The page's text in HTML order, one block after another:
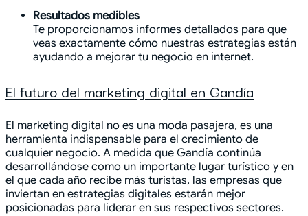
Resultados medibles
Te proporcionamos informes detallados para que
veas exactamente cómo nuestras estrategias están
ayudando a mejorar tu negocio en internet.
El futuro del marketing digital en Gandía
El marketing digital no es una moda pasajera, es una
herramienta indispensable para el crecimiento de
cualquier negocio. A medida que Gandía continúa
desarrollándose como un importante lugar turístico y en
el que cada año recibe más turistas, las empresas que
inviertan en estrategias digitales estarán mejor
posicionadas para liderar en sus respectivos sectores.